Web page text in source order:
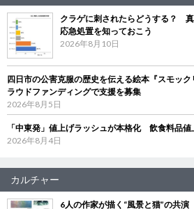
クラゲに刺されたらどうする？
応急処置を知っておこう
2026年8月10日
四日市の公害克服の歴史を伝える絵本『スモッ
ラウドファンディングで支援を募集
2026年8月5日
「中東発」値上げラッシュが本格化 飲食料品
2026年8月4日
カルチャー
6人の作家が描く“風景と猫”の共